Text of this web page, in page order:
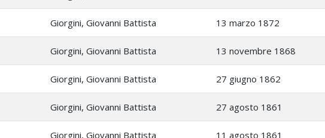
Giorgini, Giovanni Battista 13 marzo 1872
Giorgini, Giovanni Battista 13 novembre 1868
Giorgini, Giovanni Battista 27 giugno 1862
Giorgini, Giovanni Battista 27 agosto 1861
Giorgini, Giovanni Battista 11 agosto 1861